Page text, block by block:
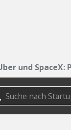
und SpaceX: